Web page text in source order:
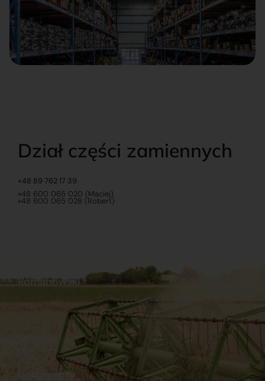
Dział części zamiennych
+48 89 762 17 39
+48 600 065 020 (Maciej)
+48 600 065 028 (Robert)
Dokumenty
Romanowski
Sklep internetowy
Praca
Ubezpieczenia